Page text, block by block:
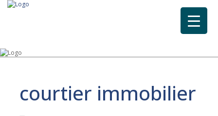
courtier immobilier